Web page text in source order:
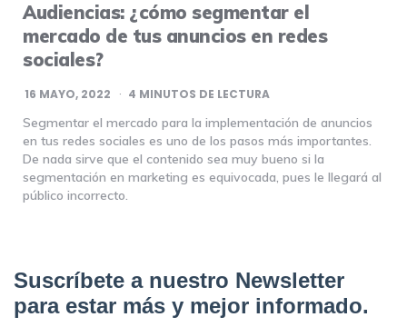
Audiencias: ¿cómo segmentar el
mercado de tus anuncios en redes
sociales?
16 MAYO, 2022 4 MINUTOS DE LECTURA
Segmentar el mercado para la implementación de anuncios
en tus redes sociales es uno de los pasos más importantes.
De nada sirve que el contenido sea muy bueno si la
segmentación en marketing es equivocada, pues le llegará al
público incorrecto.